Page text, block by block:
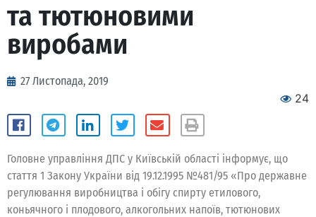
та тютюновими
виробами
27 Листопада, 2019
24
Головне управління ДПС у Київській області інформує, що
стаття 1 Закону України від 19.12.1995 №481/95 «Про державне
регулювання виробництва і обігу спирту етилового,
коньячного і плодового, алкогольних напоїв, тютюнових